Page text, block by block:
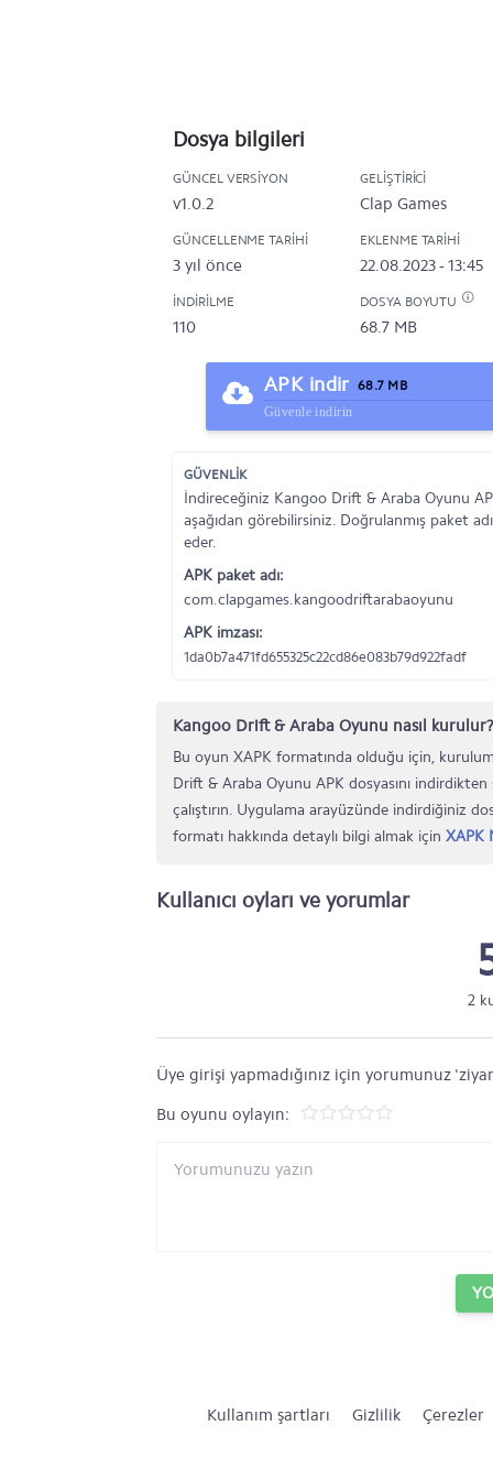
Dosya bilgileri
GÜNCEL VERSIYON
v1.0.2
GELIŞTIRICI
Clap Games
GÜNCELLENME TARIHI
3 yıl önce
EKLENME TARIHI
22.08.2023 - 13:45
İNDIRILME
110
DOSYA BOYUTU
68.7 MB
APK indir 68.7 MB
Güvenle indirin
GÜVENLİK
İndireceğiniz Kangoo Drift & Araba Oyunu
aşağıdan görebilirsiniz. Doğrulanmış paket
eder.
APK paket adı:
com.clapgames.kangoodriftarabaoyunu
APK imzası:
1da0b7a471fd655325c22cd86e083b79d922fadf
Kangoo Drift & Araba Oyunu nasıl kurulur?
Bu oyun XAPK formatında olduğu için,
Drift & Araba Oyunu APK dosyasını
çalıştırın. Uygulama arayüzünde indirdiğiniz
formatı hakkında detaylı bilgi almak için XAPK
Kullanıcı oyları ve yorumlar
2
Üye girişi yapmadığınız için yorumunuz
Bu oyunu oylayın:
Kullanım şartları Gizlilik Çerezler